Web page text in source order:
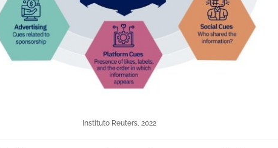
Instituto Reuters, 2022